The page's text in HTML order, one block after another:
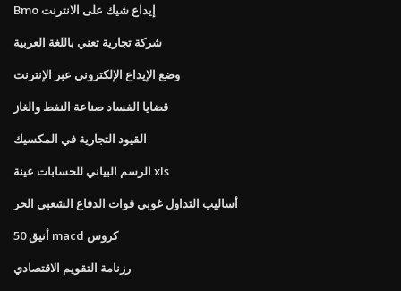
Bmo إيداع شيك على الانترنت
شركة تجارية تعني باللغة العربية
وضع الإيداع الإلكتروني عبر الإنترنت
قضايا الفساد صناعة النفط والغاز
القيود التجارية في المكسيك
الرسم البياني للحسابات عينة xls
أساليب التداول غوبي قوات الدفاع الشعبي الحر
أنيق 50 macd كروس
رزنامة التقويم الاقتصادي